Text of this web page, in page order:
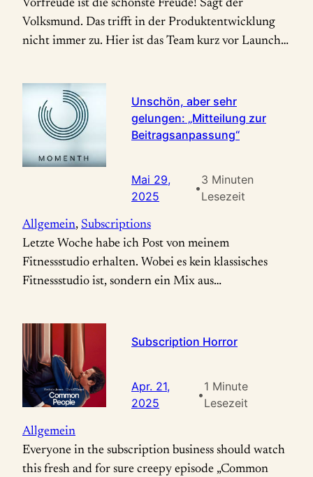
Vorfreude ist die schönste Freude! Sagt der
Volksmund. Das trifft in der Produktentwicklung
nicht immer zu. Hier ist das Team kurz vor Launch
wahrgenommen wird. Deswegen entsteht Freude
und Stolz über das Erreichte und die Teamleistung
meistens erst nach dem Launch. Erst dann
realisieren…
Unschön, aber sehr
gelungen: „Mitteilung zur
Beitragsanpassung“
Mai 29,
2025
•
3 Minuten
Lesezeit
Allgemein, Subscriptions
Letzte Woche habe ich Post von meinem
Fitnessstudio erhalten. Wobei es kein klassisches
Fitnessstudio ist, sondern ein Mix aus
nur 5 Gehminuten von meiner Wohnung entfernt
ist (Lage, Lage, Lage) und es alles bietet (EGYM-
Geräte) und noch mehr (sehr, sehr persönliche…
Subscription Horror
Apr. 21,
2025
•
1 Minute
Lesezeit
Allgemein
Everyone in the subscription business should watch
this fresh and for sure creepy episode „Common